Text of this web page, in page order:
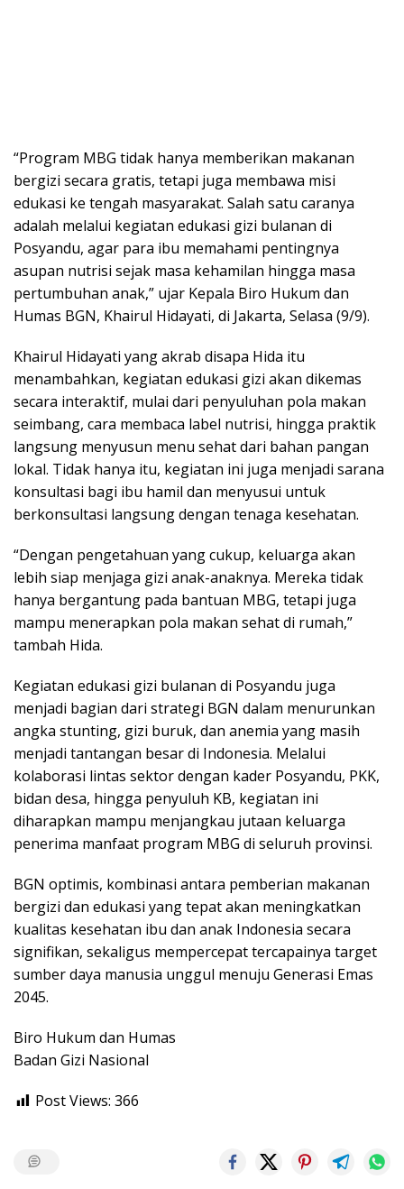
“Program MBG tidak hanya memberikan makanan
bergizi secara gratis, tetapi juga membawa misi
edukasi ke tengah masyarakat. Salah satu caranya
adalah melalui kegiatan edukasi gizi bulanan di
Posyandu, agar para ibu memahami pentingnya
asupan nutrisi sejak masa kehamilan hingga masa
pertumbuhan anak,” ujar Kepala Biro Hukum dan
Humas BGN, Khairul Hidayati, di Jakarta, Selasa (9/9).
Khairul Hidayati yang akrab disapa Hida itu
menambahkan, kegiatan edukasi gizi akan dikemas
secara interaktif, mulai dari penyuluhan pola makan
seimbang, cara membaca label nutrisi, hingga praktik
langsung menyusun menu sehat dari bahan pangan
lokal. Tidak hanya itu, kegiatan ini juga menjadi sarana
konsultasi bagi ibu hamil dan menyusui untuk
berkonsultasi langsung dengan tenaga kesehatan.
“Dengan pengetahuan yang cukup, keluarga akan
lebih siap menjaga gizi anak-anaknya. Mereka tidak
hanya bergantung pada bantuan MBG, tetapi juga
mampu menerapkan pola makan sehat di rumah,”
tambah Hida.
Kegiatan edukasi gizi bulanan di Posyandu juga
menjadi bagian dari strategi BGN dalam menurunkan
angka stunting, gizi buruk, dan anemia yang masih
menjadi tantangan besar di Indonesia. Melalui
kolaborasi lintas sektor dengan kader Posyandu, PKK,
bidan desa, hingga penyuluh KB, kegiatan ini
diharapkan mampu menjangkau jutaan keluarga
penerima manfaat program MBG di seluruh provinsi.
BGN optimis, kombinasi antara pemberian makanan
bergizi dan edukasi yang tepat akan meningkatkan
kualitas kesehatan ibu dan anak Indonesia secara
signifikan, sekaligus mempercepat tercapainya target
sumber daya manusia unggul menuju Generasi Emas
2045.
Biro Hukum dan Humas
Badan Gizi Nasional
Post Views: 366